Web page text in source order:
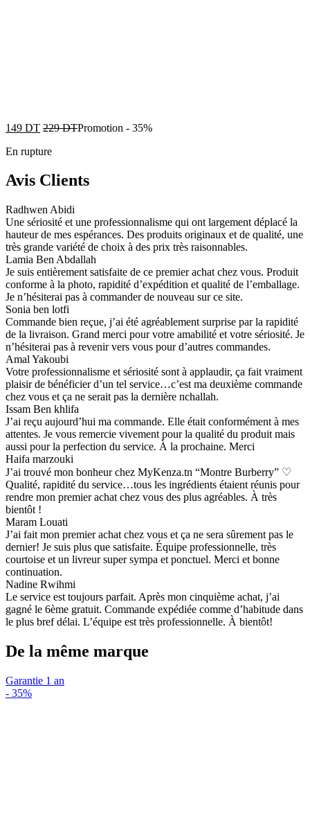
149 DT 229DTPromotion - 35%
En rupture
Avis Clients
Radhwen Abidi
Une sériosité et une professionnalisme qui ont largement déplacé la
hauteur de mes espérances. Des produits originaux et de qualité, une
très grande variété de choix à des prix très raisonnables.
Lamia Ben Abdallah
Je suis entièrement satisfaite de ce premier achat chez vous. Produit
conforme à la photo, rapidité d’expédition et qualité de l’emballage.
Je n’hésiterai pas à commander de nouveau sur ce site.
Sonia ben lotfi
Commande bien reçue, j’ai été agréablement surprise par la rapidité
de la livraison. Grand merci pour votre amabilité et votre sériosité. Je
n’hésiterai pas à revenir vers vous pour d’autres commandes.
Amal Yakoubi
Votre professionnalisme et sériosité sont à applaudir, ça fait vraiment
plaisir de bénéficier d’un tel service…c’est ma deuxième commande
chez vous et ça ne serait pas la dernière nchallah.
Issam Ben khlifa
J’ai reçu aujourd’hui ma commande. Elle était conformément à mes
attentes. Je vous remercie vivement pour la qualité du produit mais
aussi pour la perfection du service. À la prochaine. Merci
Haifa marzouki
J’ai trouvé mon bonheur chez MyKenza.tn “Montre Burberry” ♡
Qualité, rapidité du service…tous les ingrédients étaient réunis pour
rendre mon premier achat chez vous des plus agréables. À très
bientôt !
Maram Louati
J’ai fait mon premier achat chez vous et ça ne sera sûrement pas le
dernier! Je suis plus que satisfaite. Équipe professionnelle, très
courtoise et un livreur super sympa et ponctuel. Merci et bonne
continuation.
Nadine Rwihmi
Le service est toujours parfait. Après mon cinquième achat, j’ai
gagné le 6ème gratuit. Commande expédiée comme d’habitude dans
le plus bref délai. L’équipe est très professionnelle. À bientôt!
De la même marque
Garantie 1 an
- 35%